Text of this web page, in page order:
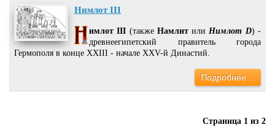
Нимлот III
имлот III (также НамлитилиНимлот D) -
древнеегипетский правитель города
Гермополя в конце XXIII - начале XXV-й Династий.
Подробнее…
Страница 1 из 2